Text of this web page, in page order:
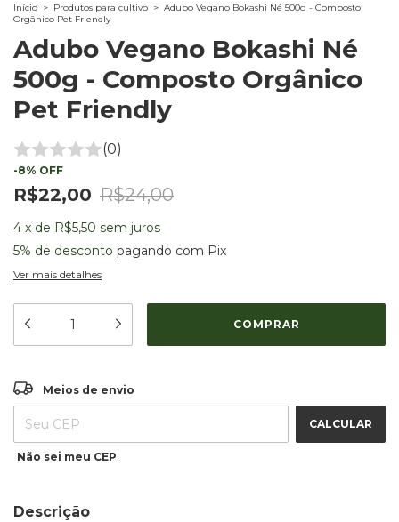
Início > Produtos para cultivo > Adubo Vegano Bokashi Né 500g - Composto
Orgânico Pet Friendly
Adubo Vegano Bokashi Né
500g - Composto Orgânico
Pet Friendly
(0)
-8% OFF
R$22,00 R$24,00
4 x de R$5,50 sem juros
5% de desconto pagando com Pix
Ver mais detalhes
Entregas para o CEP:
Meios de envio
CALCULAR
Não sei meu CEP
Descrição